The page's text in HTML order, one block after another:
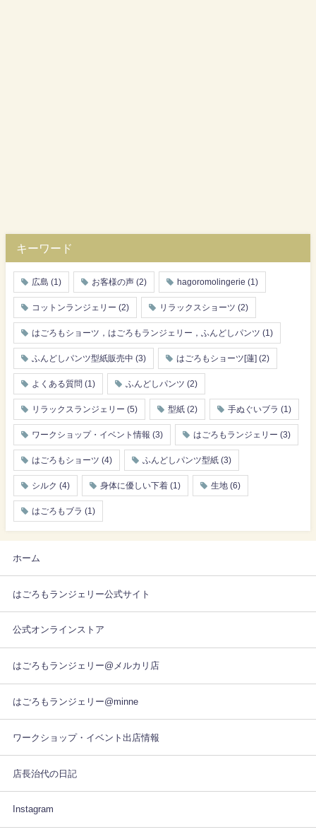
キーワード
広島 (1) お客様の声 (2) hagoromolingerie (1)
コットンランジェリー (2) リラックスショーツ (2)
はごろもショーツ，はごろもランジェリー，ふんどしパンツ (1)
ふんどしパンツ型紙販売中 (3) はごろもショーツ[蓮] (2)
よくある質問 (1) ふんどしパンツ (2)
リラックスランジェリー (5) 型紙 (2) 手ぬぐいブラ (1)
ワークショップ・イベント情報 (3) はごろもランジェリー (3)
はごろもショーツ (4) ふんどしパンツ型紙 (3)
シルク (4) 身体に優しい下着 (1) 生地 (6)
はごろもブラ (1)
ホーム
はごろもランジェリー公式サイト
公式オンラインストア
はごろもランジェリー@メルカリ店
はごろもランジェリー@minne
ワークショップ・イベント出店情報
店長治代の日記
Instagram